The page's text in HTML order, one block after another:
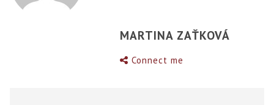
MARTINA ZAŤKOVÁ
Connect me